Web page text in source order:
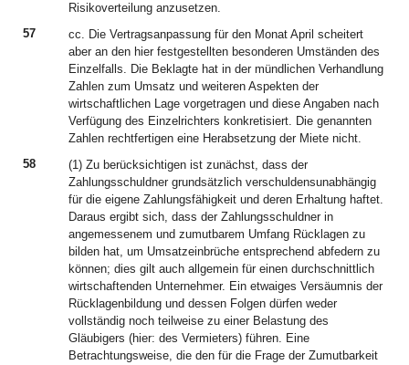
Risikoverteilung anzusetzen.
57
cc. Die Vertragsanpassung für den Monat April scheitert
aber an den hier festgestellten besonderen Umständen des
Einzelfalls. Die Beklagte hat in der mündlichen Verhandlung
Zahlen zum Umsatz und weiteren Aspekten der
wirtschaftlichen Lage vorgetragen und diese Angaben nach
Verfügung des Einzelrichters konkretisiert. Die genannten
Zahlen rechtfertigen eine Herabsetzung der Miete nicht.
58
(1) Zu berücksichtigen ist zunächst, dass der
Zahlungsschuldner grundsätzlich verschuldensunabhängig
für die eigene Zahlungsfähigkeit und deren Erhaltung haftet.
Daraus ergibt sich, dass der Zahlungsschuldner in
angemessenem und zumutbarem Umfang Rücklagen zu
bilden hat, um Umsatzeinbrüche entsprechend abfedern zu
können; dies gilt auch allgemein für einen durchschnittlich
wirtschaftenden Unternehmer. Ein etwaiges Versäumnis der
Rücklagenbildung und dessen Folgen dürfen weder
vollständig noch teilweise zu einer Belastung des
Gläubigers (hier: des Vermieters) führen. Eine
Betrachtungsweise, die den für die Frage der Zumutbarkeit